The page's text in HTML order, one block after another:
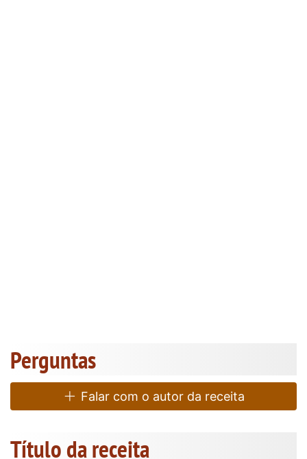
Perguntas
Falar com o autor da receita
Título da receita